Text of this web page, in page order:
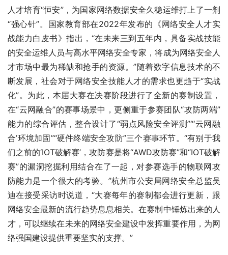
人才培育“恒安”，为国家网络数据安全久稳运维打上了一剂
“强心针”。国家教育部在2022年发布的《网络安全人才实
战能力白皮书》指出，“在未来三到五年内，具备实战技能
的安全运维人员与高水平网络安全专家，将成为网络安全人
才市场中最为稀缺和抢手的资源。”随着数字信息技术的不
断发展，社会对于网络安全技能人才的需求也更趋于“实战
化”。为此，本届大赛在决赛阶段进行了全新的赛制设置，
在“云网融合”的赛事场景中，更侧重于参赛团队“攻防两端”
能力的综合评估，整合设计了“弱点风险安全评测”“‘云网融
合’环境加固”“硬件终端安全攻防”三个赛事环节。“有别于我
们之前的‘IOT破解赛’，‍‍攻防赛是将“AWD攻防赛”和“IOT破解
赛”的漏洞挖掘利用结合在了一起，‍‍对参赛选手的物联网攻
防能力是一个很大的考验。”杭州市公安局网络安全总监吴
迪在接受采访时说道，“大赛每年的赛制‍‍都会进行更新，跟
网络安全最新的流行趋势息息相关。在赛制中锤炼出来的人
才，可以继续在未来的网络安全建设中‍‍发挥重要作用，为网
络强国建设提供重要坚实的支撑。”